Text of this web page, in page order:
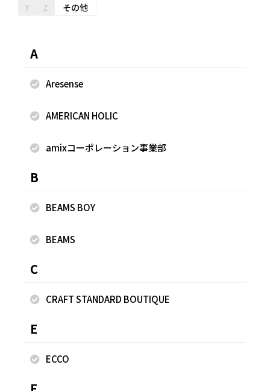
34のサイズでもかなり大きめなので、低身長の方は34でオ
をしております。 ※掲載画像の商品の色味は、屋外や屋内の
す。 ★フリークスストアを運営するデイトナ・インターナシ
着用商品
Y
Z その他
A
Aresense
AMERICAN HOLIC
amixコーポレーション事業部
B
BEAMS BOY
BEAMS
C
CRAFT STANDARD BOUTIQUE
E
ECCO